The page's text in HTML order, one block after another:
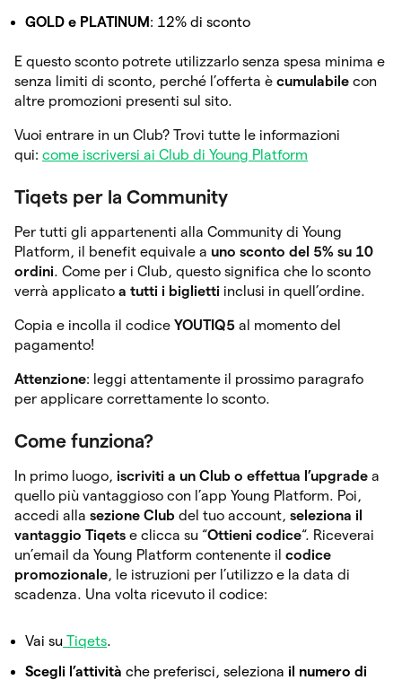
GOLD e PLATINUM : 12% di sconto
E questo sconto potrete utilizzarlo senza spesa minima e
senza limiti di sconto, perché l’offerta è cumulabile con
altre promozioni presenti sul sito.
Vuoi entrare in un Club? Trovi tutte le informazioni
qui: come iscriversi ai Club di Young Platform
Tiqets per la Community
Per tutti gli appartenenti alla Community di Young
Platform, il benefit equivale a uno sconto del 5% su 10
ordini. Come per i Club, questo significa che lo sconto
verrà applicato a tutti i biglietti inclusi in quell’ordine.
Copia e incolla il codice YOUTIQ5 al momento del
pagamento!
Attenzione: leggi attentamente il prossimo paragrafo
per applicare correttamente lo sconto.
Come funziona?
In primo luogo, iscriviti a un Club o effettua l’upgrade a
quello più vantaggioso con l’app Young Platform. Poi,
accedi alla sezione Club del tuo account, seleziona il
vantaggio Tiqets e clicca su “Ottieni codice“. Riceverai
un’email da Young Platform contenente il codice
promozionale, le istruzioni per l’utilizzo e la data di
scadenza. Una volta ricevuto il codice:
Vai su Tiqets.
Scegli l’attività che preferisci, seleziona il numero di